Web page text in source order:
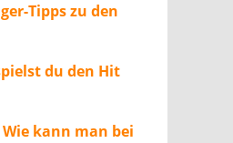
Tipps zu den
du den Hit
Wie kann man bei